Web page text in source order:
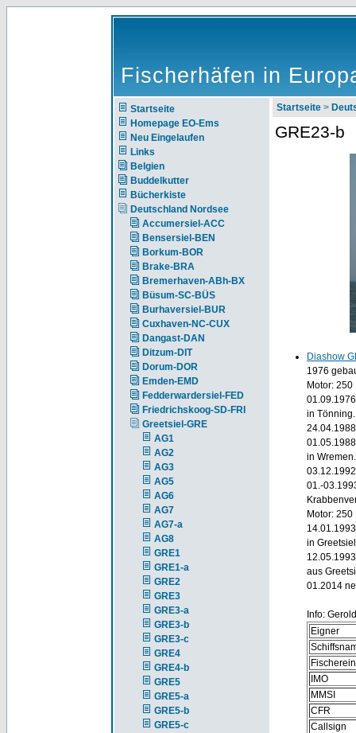
Fischerhäfen in
Startseite
Homepage EO-Ems
Neu Eingelaufen
Links
Belgien
Buddelkutter
Bücherkiste
Deutschland Nordsee
Accumersiel-ACC
Bensersiel-BEN
Borkum-BOR
Brake-BRA
Bremerhaven-ABh-BX
Büsum-SC-BÜS
Burhaversiel-BUR
Cuxhaven-NC-CUX
Dangast-DAN
Ditzum-DIT
Dorum-DOR
Emden-EMD
Fedderwardersiel-FED
Friedrichskoog-SD-FRI
Greetsiel-GRE
AG1
AG2
AG3
AG5
AG6
AG7
AG7-a
AG8
GRE1
GRE1-a
GRE2
GRE3
GRE3-a
GRE3-b
GRE3-c
GRE4
GRE4-b
GRE5
GRE5-a
GRE5-b
GRE5-c
Startseite >
GRE23-b
Diashow
1976
Motor:
in Tönning.
in Wremen.
01.-
Motor:
in
aus
01.2014
Info:
Eigner
IMO
MMSI
CFR
Callsign